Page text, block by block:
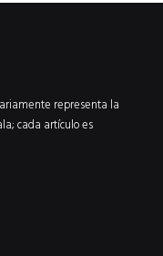
representa la
cada artículo es